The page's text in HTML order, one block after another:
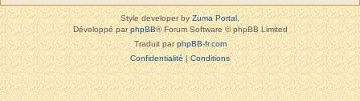
Style developer byZuma Portal,
Développé parphpBB® Forum Software © phpBB Limited
Traduit parphpBB-fr.com
Confidentialité|Conditions